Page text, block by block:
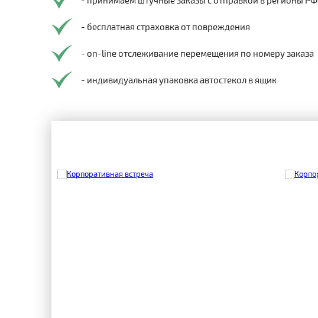
- бесплатная страховка от повреждения
- on-line отслеживание перемещения по номеру заказа
- индивидуальная упаковка автостекол в ящик